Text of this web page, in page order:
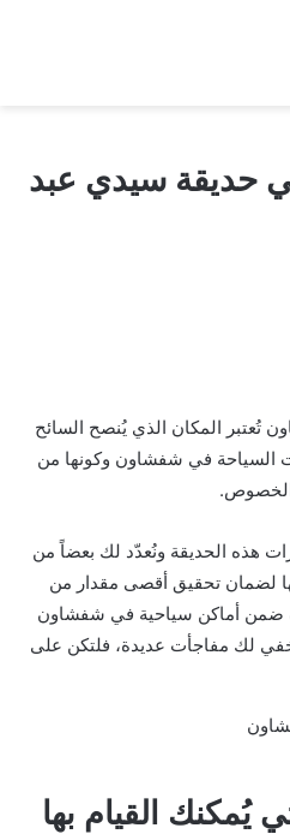
حديقة سيدي عبد
تُعتبر المكان الذي يُنصح السائح
السياحة في شفشاون وكونها من
هذه الحديقة ونُعدّد لك بعضاً من
لضمان تحقيق أقصى مقدار من
ضمن أماكن سياحية في شفشاون
لك مفاجأت عديدة، فلتكن على
يُمكنك القيام بها